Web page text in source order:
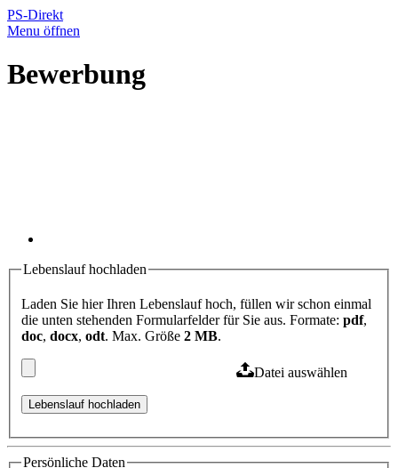
PS-Direkt
Menu öffnen
Bewerbung
Lebenslauf hochladen
Laden Sie hier Ihren Lebenslauf hoch, füllen wir schon einmal
die unten stehenden Formularfelder für Sie aus. Formate: pdf,
doc, docx, odt. Max. Größe 2 MB.
Datei auswählen
Persönliche Daten